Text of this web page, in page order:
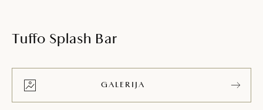
Tuffo Splash Bar
GALERIJA